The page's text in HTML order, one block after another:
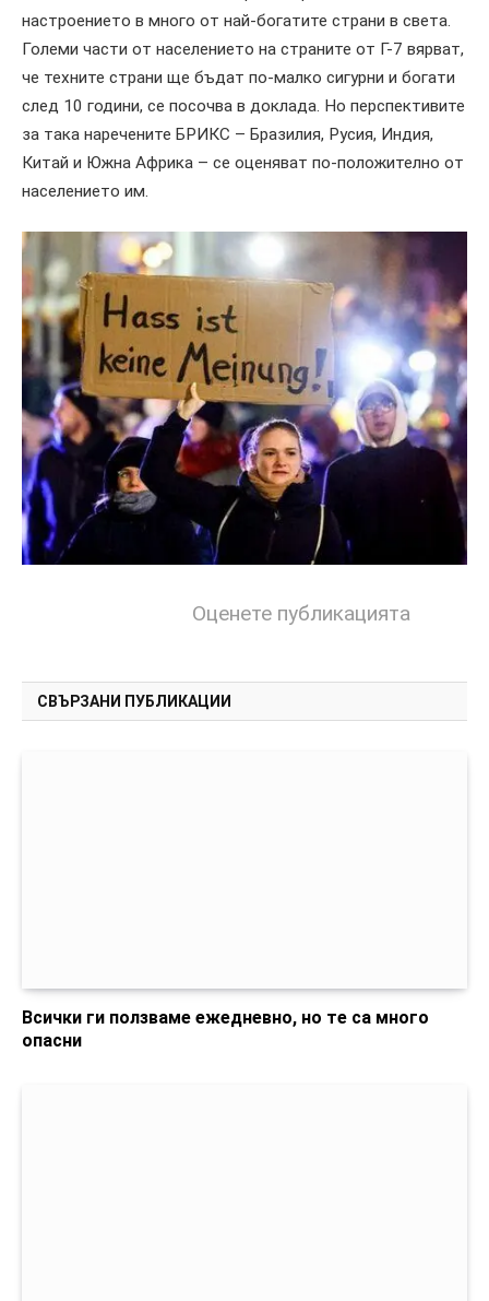
настроението в много от най-богатите страни в света.
Големи части от населението на страните от Г-7 вярват,
че техните страни ще бъдат по-малко сигурни и богати
след 10 години, се посочва в доклада. Но перспективите
за така наречените БРИКС – Бразилия, Русия, Индия,
Китай и Южна Африка – се оценяват по-положително от
населението им.
Оценете публикацията
СВЪРЗАНИ ПУБЛИКАЦИИ
Всички ги ползваме ежедневно, но те са много
опасни